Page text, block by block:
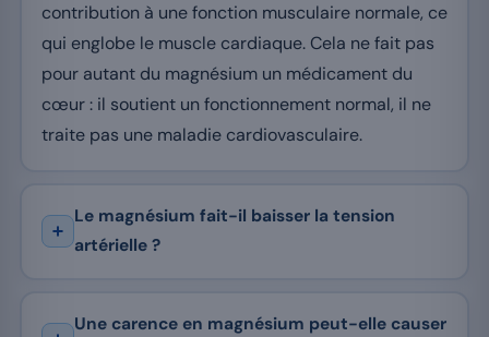
contribution à une fonction musculaire normale, ce
qui englobe le muscle cardiaque. Cela ne fait pas
pour autant du magnésium un médicament du
cœur : il soutient un fonctionnement normal, il ne
traite pas une maladie cardiovasculaire.
Le magnésium fait-il baisser la tension
artérielle ?
Une carence en magnésium peut-elle causer